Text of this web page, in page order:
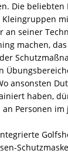
Die
an seiner
machen,
ansonsten
haben,
Personen